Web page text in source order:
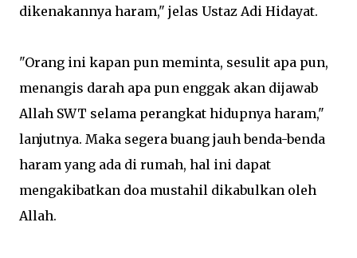
dikenakannya haram," jelas Ustaz Adi Hidayat.
"Orang ini kapan pun meminta, sesulit apa pun,
menangis darah apa pun enggak akan dijawab
Allah SWT selama perangkat hidupnya haram,"
lanjutnya. Maka segera buang jauh benda-benda
haram yang ada di rumah, hal ini dapat
mengakibatkan doa mustahil dikabulkan oleh
Allah.